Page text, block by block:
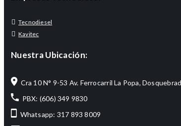
Tecnodiesel
Kavitec
Nuestra Ubicación:
Cra 10 N° 9-53 Av. Ferrocarril La Popa,
PBX: (606) 349 9830
Whatsapp: 317 893 8009